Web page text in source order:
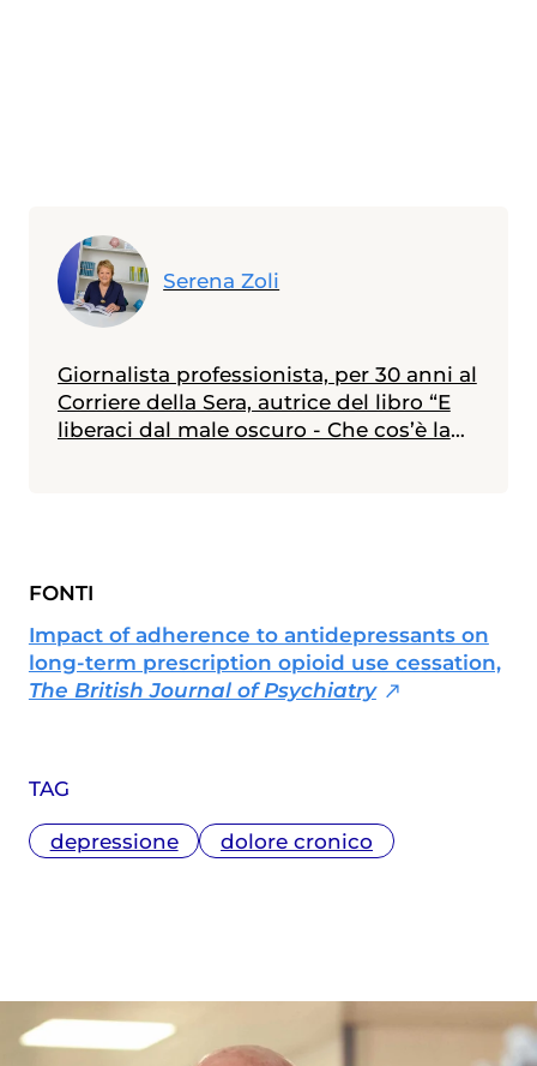
TAG
depressione dolore cronico
Serena Zoli
Giornalista professionista, per 30 anni al
Corriere della Sera, autrice del libro “E
liberaci dal male oscuro - Che cos’è la
FONTI
Impact of adherence to antidepressants on
long-term prescription opioid use cessation,
The British Journal of Psychiatry